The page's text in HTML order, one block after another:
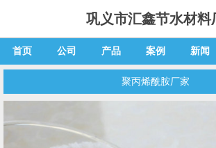
巩义市汇鑫节水材料
首页 公司 产品 案例 新闻
聚丙烯酰胺厂家